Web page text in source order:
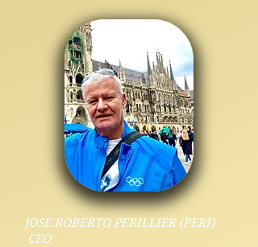
JOSE ROBERTO PERILLIER (PERI)
CEO